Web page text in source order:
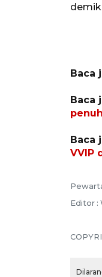
Baca
Baca
Baca
VVIP
Editor :